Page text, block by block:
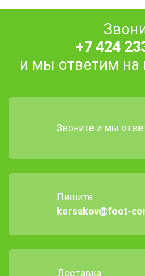
+7 424
и мы ответим на
Звоните и мы
Пишите
korsakov@foot-
Доставка